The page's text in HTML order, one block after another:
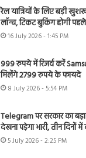
रेल यात्रियों के लिए बड़ी
लॉन्च, टिकट बुकिंग होगी
16 July 2026 - 1:45 PM
999 रुपये में रिजर्व करें
मिलेंगे 2799 रुपये के फायदे
8 July 2026 - 5:54 PM
Telegram पर सरकार का
देखना पड़ेगा भारी, तीन दिनों में
5 July 2026 - 2:25 PM